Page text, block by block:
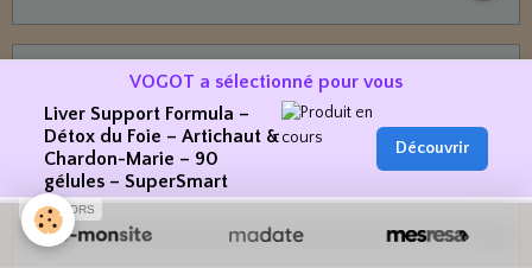
VOGOT a sélectionné pour vous
Liver Support Formula –
Détox du Foie – Artichaut &
Chardon-Marie – 90
gélules – SuperSmart
Découvrir
SPONSORS